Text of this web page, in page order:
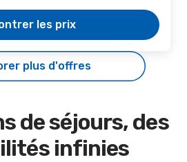
les prix
plus d'offres
de séjours, des
infinies